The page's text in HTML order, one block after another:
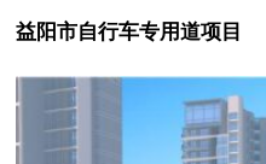
益阳市自行车专用道项目